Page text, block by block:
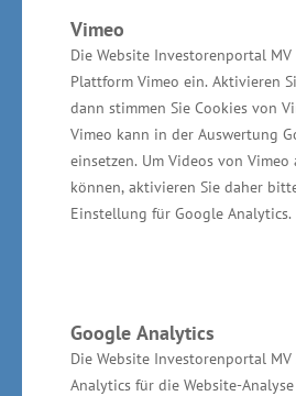
Vimeo
Die Website Investorenportal
Plattform Vimeo ein. Aktivieren
dann stimmen Sie Cookies von
Vimeo kann in der Auswertung
einsetzen. Um Videos von Vimeo
können, aktivieren Sie daher
Einstellung für Google Analytics.
Google Analytics
Die Website Investorenportal
Analytics für die Website-
findet statt am: Montag, den
13:00 Uhr (Einlass ab 12.00
Industrie- und
Ludwig-Bölkow-Haus, Graf-
19053 Schwerin.
Das Programm sowie die
Veranstaltungsdatenbank
www.ihkzuschwerin.de).